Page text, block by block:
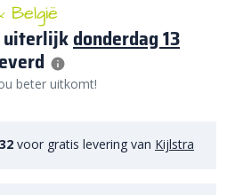
België
uiterlijkdonderdag 13
beter uitkomt!
voor gratis levering van Kijlstra